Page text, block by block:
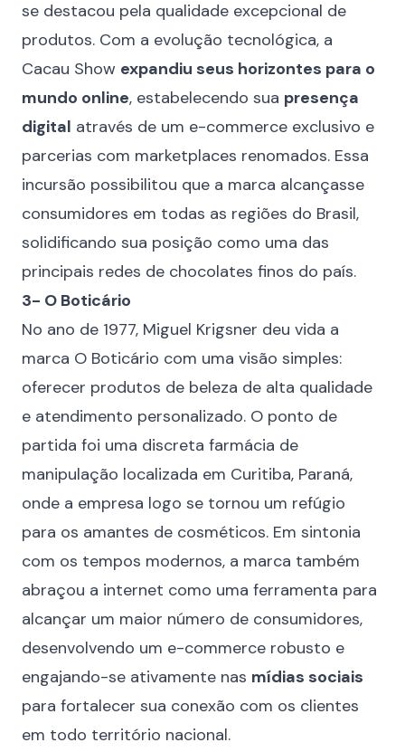
se destacou pela qualidade excepcional de
produtos. Com a evolução tecnológica, a
Cacau Show expandiu seus horizontes para o
mundo online, estabelecendo sua presença
digital através de um e-commerce exclusivo e
parcerias com marketplaces renomados. Essa
incursão possibilitou que a marca alcançasse
consumidores em todas as regiões do Brasil,
solidificando sua posição como uma das
principais redes de chocolates finos do país.
3- O Boticário
No ano de 1977, Miguel Krigsner deu vida a
marca O Boticário com uma visão simples:
oferecer produtos de beleza de alta qualidade
e atendimento personalizado. O ponto de
partida foi uma discreta farmácia de
manipulação localizada em Curitiba, Paraná,
onde a empresa logo se tornou um refúgio
para os amantes de cosméticos. Em sintonia
com os tempos modernos, a marca também
abraçou a internet como uma ferramenta para
alcançar um maior número de consumidores,
desenvolvendo um e-commerce robusto e
engajando-se ativamente nas mídias sociais
para fortalecer sua conexão com os clientes
em todo território nacional.